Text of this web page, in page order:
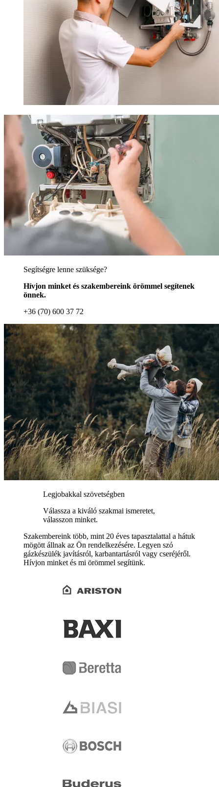
Segítségre lenne szüksége?
Hívjon minket és szakembereink örömmel segítenek
önnek.
+36 (70) 600 37 72
Legjobakkal szövetségben
Válassza a kiváló szakmai ismeretet,
válasszon minket.
Szakembereink több, mint 20 éves tapasztalattal a hátuk
mögött állnak az Ön rendelkezésére. Legyen szó
gázkészülék javításról, karbantartásról vagy cseréjéről.
Hívjon minket és mi örömmel segítünk.